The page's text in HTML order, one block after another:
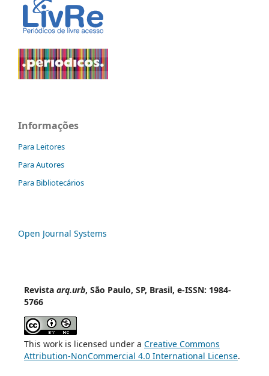
Informações
Para Leitores
Para Autores
Para Bibliotecários
Open Journal Systems
Revista arq.urb, São Paulo, SP, Brasil, e-ISSN: 1984-
5766
This work is licensed under a Creative Commons
Attribution-NonCommercial 4.0 International License.